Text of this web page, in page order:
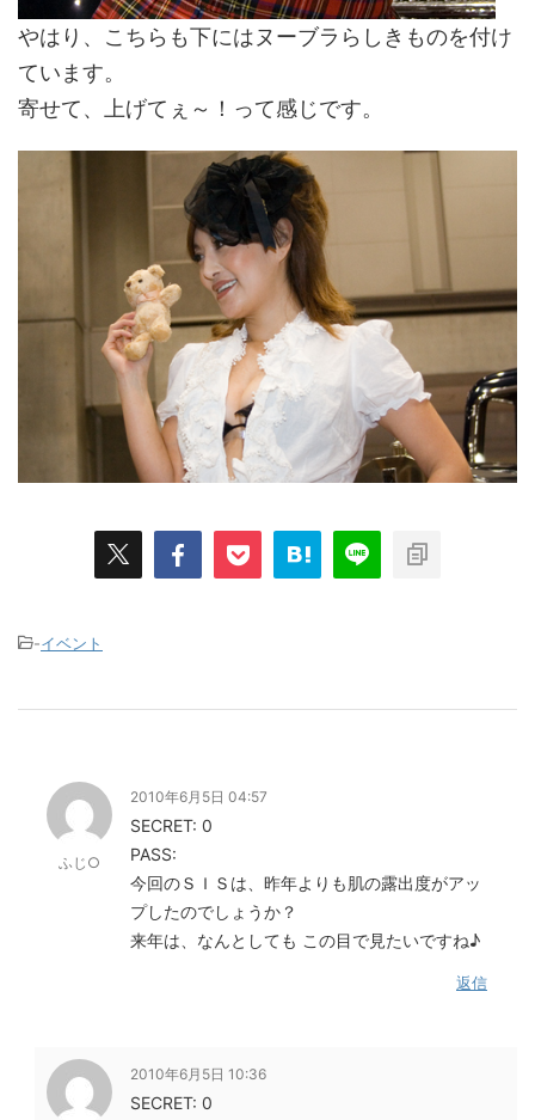
やはり、こちらも下にはヌーブラらしきものを付け
ています。
寄せて、上げてぇ～！って感じです。
-イベント
ふじ○
2010年6月5日 04:57
SECRET: 0
PASS:
今回のＳＩＳは、昨年よりも肌の露出度がアッ
プしたのでしょうか？
来年は、なんとしても この目で見たいですね♪
返信
2010年6月5日 10:36
SECRET: 0